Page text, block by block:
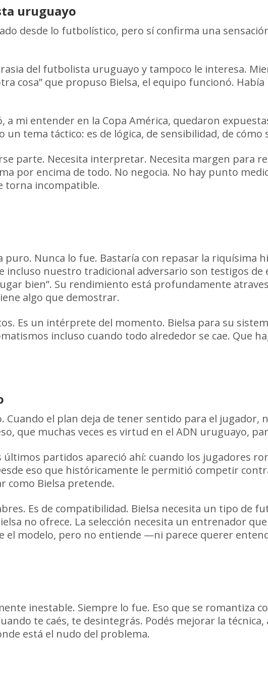
uruguayo
desde lo futbolístico, pero sí confirma una
del futbolista uruguayo y tampoco le interesa.
cosa” que propuso Bielsa, el equipo funcionó.
a mi entender en la Copa América, quedaron
un tema táctico: es de lógica, de sensibilidad, de
parte. Necesita interpretar. Necesita margen para
por encima de todo. No negocia. No hay punto
torna incompatible.
puro. Nunca lo fue. Bastaría con repasar la
incluso nuestro tradicional adversario son testigos
bien”. Su rendimiento está profundamente
algo que demostrar.
Es un intérprete del momento. Bielsa para su
incluso cuando todo alrededor se cae. Que
Cuando el plan deja de tener sentido para el jugador,
que muchas veces es virtud en el ADN uruguayo,
últimos partidos apareció ahí: cuando los jugadores
eso que históricamente le permitió competir
como Bielsa pretende.
Es de compatibilidad. Bielsa necesita un tipo de
no ofrece. La selección necesita un entrenador
el modelo, pero no entiende —ni parece querer
inestable. Siempre lo fue. Eso que se romantiza
te caés, te desintegrás. Podés mejorar la
está el nudo del problema.